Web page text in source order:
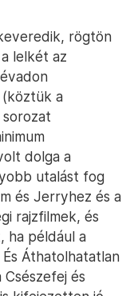
rögtön
lelkét az
(köztük a
sorozat
dolga a
utalást fog
és Jerryhez és a
rajzfilmek, és
ha például a
Áthatolhatatlan
és